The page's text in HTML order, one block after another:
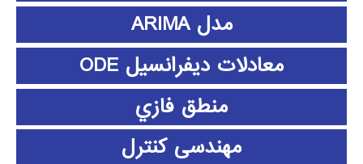
مدل ARIMA
معادلات دیفرانسیل ODE
منطق فازي
مهندسی کنترل